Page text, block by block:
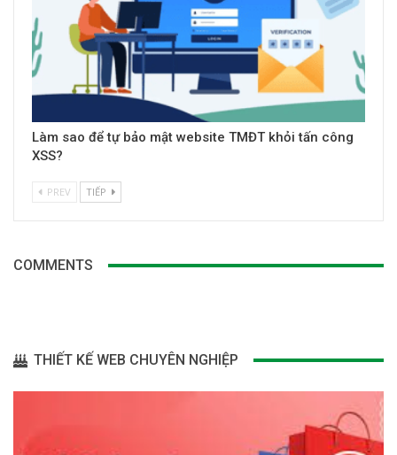
Làm sao để tự bảo mật website TMĐT khỏi tấn công
XSS?
PREV TIẾP
COMMENTS
THIẾT KẾ WEB CHUYÊN NGHIỆP